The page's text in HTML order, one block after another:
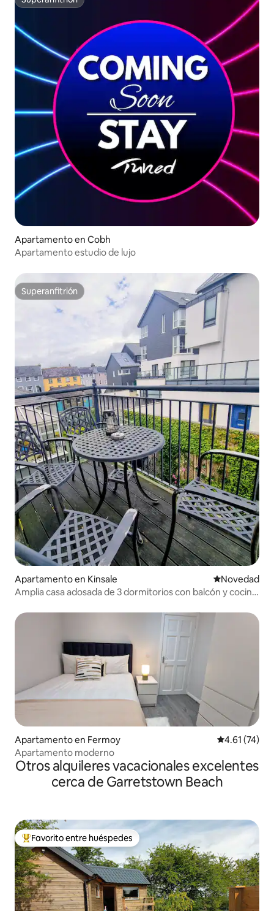
Superanfitrión
Apartamento en Cobh
Apartamento estudio de lujo
Superanfitrión
Superanfitrión
Apartamento en Kinsale Lugar para
Novedad
Amplia casa adosada de 3 dormitorios con balcón y cocina
Apartamento en Fermoy Calificación
4.61 (74)
Apartamento moderno
Otros alquileres vacacionales excelentes
cerca de Garretstown Beach
Favorito entre huéspedes preferido
Favorito entre huéspedes